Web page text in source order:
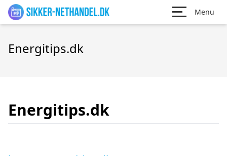
Menu
Energitips.dk
Energitips.dk